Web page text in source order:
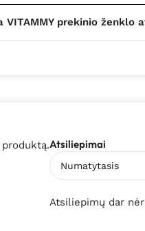
VITAMMY prekinio ženklo
Atsiliepimai
Atsiliepimų dar